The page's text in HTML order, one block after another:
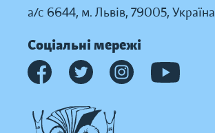
а/с 6644, м. Львів, 79005, Україна
Соціальні мережі